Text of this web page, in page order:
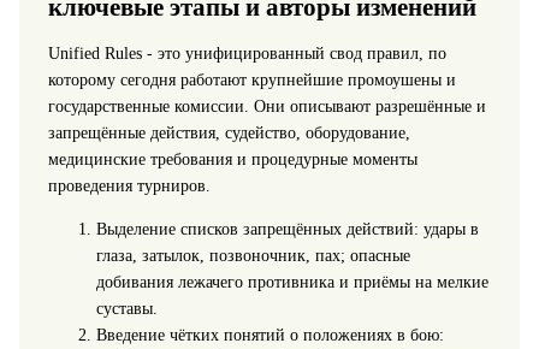
ключевые этапы и авторы изменений
Unified Rules - это унифицированный свод правил, по
которому сегодня работают крупнейшие промоушены и
государственные комиссии. Они описывают разрешённые и
запрещённые действия, судейство, оборудование,
медицинские требования и процедурные моменты
проведения турниров.
Выделение списков запрещённых действий: удары в
глаза, затылок, позвоночник, пах; опасные
добивания лежачего противника и приёмы на мелкие
суставы.
Введение чётких понятий о положениях в бою: